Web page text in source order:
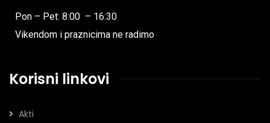
Pon – Pet: 8:00 – 16:30
Vikendom i praznicima ne radimo
Korisni linkovi
Akti